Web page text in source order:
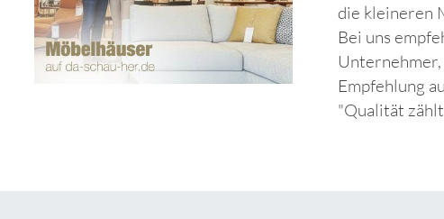
die kleineren
Bei uns
Empfehlung
"Qualität